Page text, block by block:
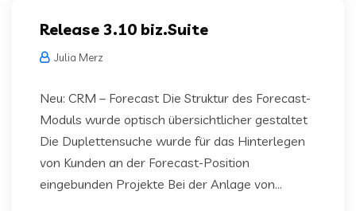
Release 3.10 biz.Suite
Julia Merz
Neu: CRM – Forecast Die Struktur des Forecast-
Moduls wurde optisch übersichtlicher gestaltet
Die Duplettensuche wurde für das Hinterlegen
von Kunden an der Forecast-Position
eingebunden Projekte Bei der Anlage von...